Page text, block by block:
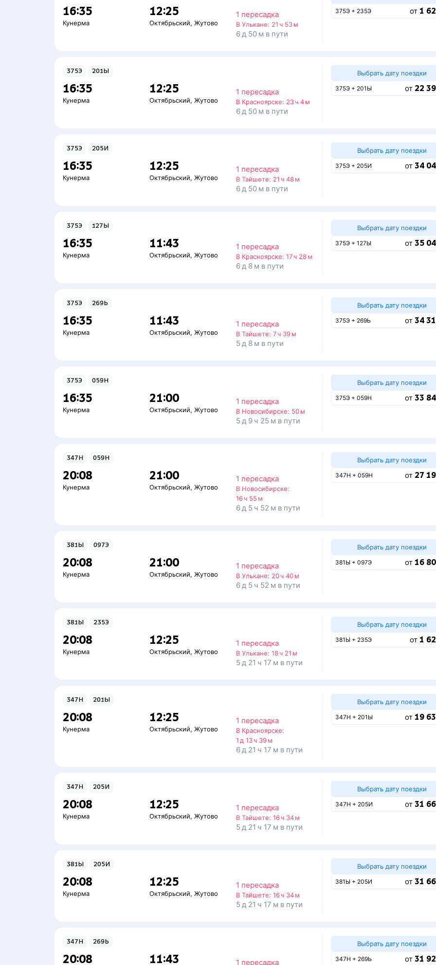
16:35
Кунерма
12:25
Октябрьский,Жутово
1 пересадка
В Улькане: 21 ч 53 м
6 д 50 м в пути
375Э + 235Э от 1
375Э 201Ы
16:35
Кунерма
12:25
Октябрьский,Жутово
1 пересадка
В Красноярске: 23 ч 4 м
6 д 50 м в пути
Выбрать дату поездки
375Э + 201Ы от 22
375Э 205И
16:35
Кунерма
12:25
Октябрьский,Жутово
1 пересадка
В Тайшете: 21 ч 48 м
6 д 50 м в пути
Выбрать дату поездки
375Э + 205И от 34
375Э 127Ы
16:35
Кунерма
11:43
Октябрьский,Жутово
1 пересадка
В Красноярске: 17 ч 28 м
6 д 8 м в пути
Выбрать дату поездки
375Э + 127Ы от 35
375Э 269Ь
16:35
Кунерма
11:43
Октябрьский,Жутово
1 пересадка
В Тайшете: 7 ч 39 м
5 д 8 м в пути
Выбрать дату поездки
375Э + 269Ь от 34
375Э 059Н
16:35
Кунерма
21:00
Октябрьский,Жутово
1 пересадка
В Новосибирске: 50 м
5 д 9 ч 25 м в пути
Выбрать дату поездки
375Э + 059Н от 33
347Н 059Н
20:08
Кунерма
21:00
Октябрьский,Жутово
1 пересадка
В Новосибирске:
16 ч 55 м
6 д 5 ч 52 м в пути
Выбрать дату поездки
347Н + 059Н от 27
381Ы 097Э
20:08
Кунерма
21:00
Октябрьский,Жутово
1 пересадка
В Улькане: 20 ч 40 м
6 д 5 ч 52 м в пути
Выбрать дату поездки
381Ы + 097Э от 16
381Ы 235Э
20:08
Кунерма
12:25
Октябрьский,Жутово
1 пересадка
В Улькане: 18 ч 21 м
5 д 21 ч 17 м в пути
Выбрать дату поездки
381Ы + 235Э от 1
347Н 201Ы
20:08
Кунерма
12:25
Октябрьский,Жутово
1 пересадка
В Красноярске:
1 д 13 ч 39 м
6 д 21 ч 17 м в пути
Выбрать дату поездки
347Н + 201Ы от 19
347Н 205И
20:08
Кунерма
12:25
Октябрьский,Жутово
1 пересадка
В Тайшете: 16 ч 34 м
5 д 21 ч 17 м в пути
Выбрать дату поездки
347Н + 205И от 31
381Ы 205И
20:08
Кунерма
12:25
Октябрьский,Жутово
1 пересадка
В Тайшете: 16 ч 34 м
5 д 21 ч 17 м в пути
Выбрать дату поездки
381Ы + 205И от 31
347Н 269Ь
20:08 11:43 1 пересадка
Выбрать дату поездки
347Н + 269Ь от 31